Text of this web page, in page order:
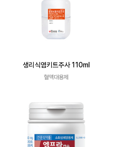
생리식염키트주사 110ml
혈액대용제